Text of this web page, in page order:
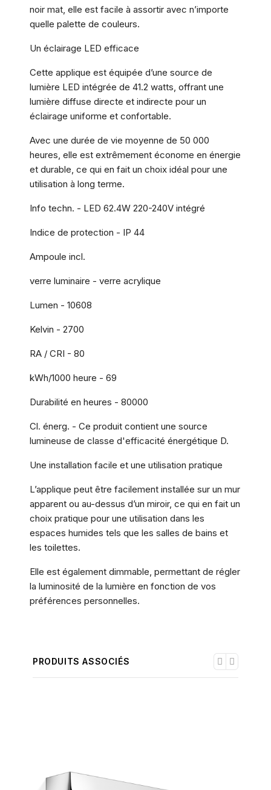
noir mat, elle est facile à assortir avec n’importe
quelle palette de couleurs.
Un éclairage LED efficace
Cette applique est équipée d’une source de
lumière LED intégrée de 41.2 watts, offrant une
lumière diffuse directe et indirecte pour un
éclairage uniforme et confortable.
Avec une durée de vie moyenne de 50 000
heures, elle est extrêmement économe en énergie
et durable, ce qui en fait un choix idéal pour une
utilisation à long terme.
Info techn. - LED 62.4W 220-240V intégré
Indice de protection - IP 44
Ampoule incl.
verre luminaire - verre acrylique
Lumen - 10608
Kelvin - 2700
RA / CRI - 80
kWh/1000 heure - 69
Durabilité en heures - 80000
Cl. énerg. - Ce produit contient une source
lumineuse de classe d'efficacité énergétique D.
Une installation facile et une utilisation pratique
L’applique peut être facilement installée sur un mur
apparent ou au-dessus d’un miroir, ce qui en fait un
choix pratique pour une utilisation dans les
espaces humides tels que les salles de bains et
les toilettes.
Elle est également dimmable, permettant de régler
la luminosité de la lumière en fonction de vos
préférences personnelles.
PRODUITS ASSOCIÉS